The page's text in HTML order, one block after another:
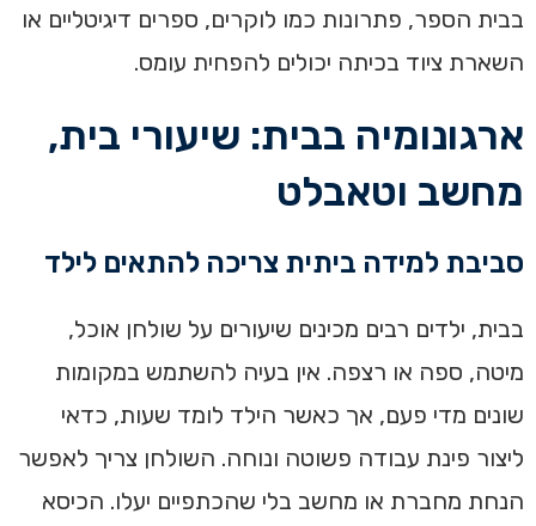
בבית הספר, פתרונות כמו לוקרים, ספרים דיגיטליים או
השארת ציוד בכיתה יכולים להפחית עומס.
ארגונומיה בבית: שיעורי בית,
מחשב וטאבלט
סביבת למידה ביתית צריכה להתאים לילד
בבית, ילדים רבים מכינים שיעורים על שולחן אוכל,
מיטה, ספה או רצפה. אין בעיה להשתמש במקומות
שונים מדי פעם, אך כאשר הילד לומד שעות, כדאי
ליצור פינת עבודה פשוטה ונוחה. השולחן צריך לאפשר
הנחת מחברת או מחשב בלי שהכתפיים יעלו. הכיסא